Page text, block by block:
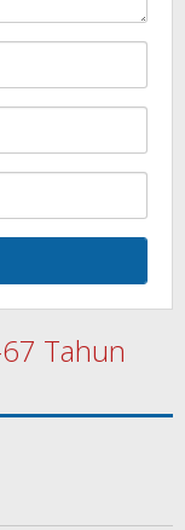
Tahun